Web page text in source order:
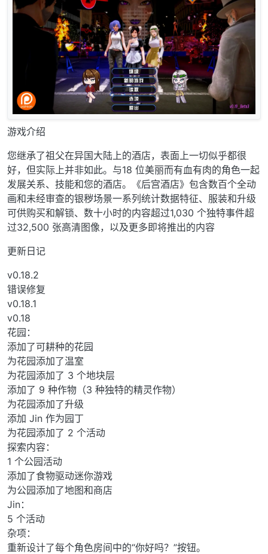
游戏介绍
您继承了祖父在异国大陆上的酒店，表面上一切似乎都很
好，但实际上并非如此。与18 位美丽而有血有肉的角色一起
发展关系、技能和您的酒店。《后宫酒店》包含数百个全动
画和未经审查的银秽场景一系列统计数据特征、服装和升级
可供购买和解锁、数十小时的内容超过1,030 个独特事件超
过32,500 张高清图像，以及更多即将推出的内容
更新日记
v0.18.2
错误修复
v0.18.1
v0.18
花园：
添加了可耕种的花园
为花园添加了温室
为花园添加了 3 个地块层
添加了 9 种作物（3 种独特的精灵作物）
为花园添加了升级
添加 Jin 作为园丁
为花园添加了 2 个活动
探索内容：
1 个公园活动
添加了食物驱动迷你游戏
为公园添加了地图和商店
Jin：
5 个活动
杂项：
重新设计了每个角色房间中的“你好吗？”按钮。